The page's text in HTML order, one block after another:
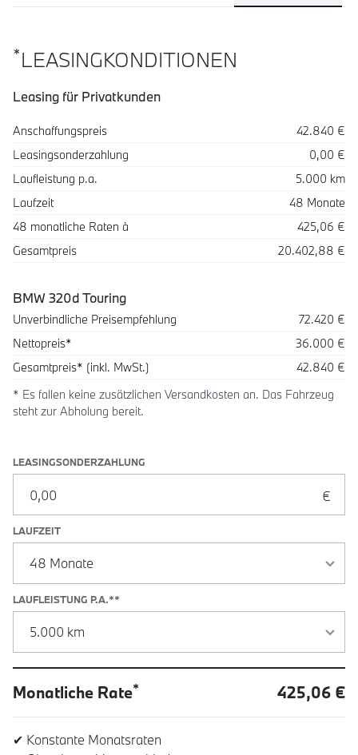
*LEASINGKONDITIONEN
Leasing für Privatkunden
SpezifikationWert
Anschaffungspreis
42.840 €
Leasingsonderzahlung
0,00 €
Laufleistung p.a.
5.000 km
Laufzeit
48 Monate
48 monatliche Raten à
425,06 €
Gesamtpreis
20.402,88 €
BMW 320d Touring
Beschreibung Betrag
Unverbindliche Preisempfehlung
72.420 €
Nettopreis*
36.000 €
Gesamtpreis* (inkl. MwSt.)
42.840 €
* Es fallen keine zusätzlichen Versandkosten an. Das Fahrzeug
steht zur Abholung bereit.
Leasingoptionen: Sonderzahlung und Laufzeit
LEASINGSONDERZAHLUNG
LAUFZEIT
LAUFLEISTUNG P.A.**
Monatliche Rate* 425,06 €
✔ Konstante Monatsraten